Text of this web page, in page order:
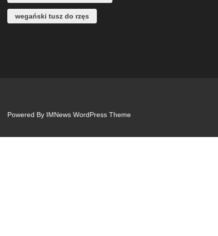
wegański tusz do rzęs
Powered By IMNews WordPress Theme